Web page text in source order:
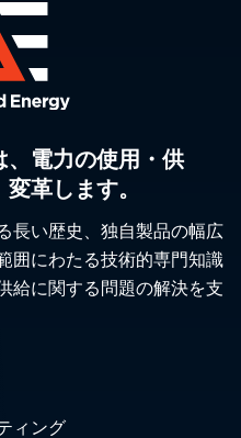
、電力の使用・供
革します。
長い歴史、独自製品の幅広
囲にわたる技術的専門知識
給に関する問題の解決を支
ィング